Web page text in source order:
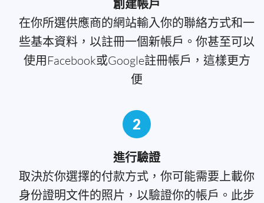
創建帳戶
在你所選供應商的網站輸入你的聯絡方式和一
些基本資料，以註冊一個新帳戶。你甚至可以
使用Facebook或Google註冊帳戶，這樣更方
便
2
進行驗證
取決於你選擇的付款方式，你可能需要上載你
身份證明文件的照片，以驗證你的帳戶。此步